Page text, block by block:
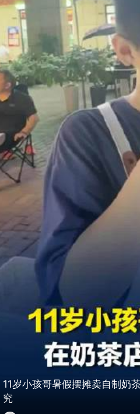
11岁小孩哥暑假摆摊卖自制奶
究